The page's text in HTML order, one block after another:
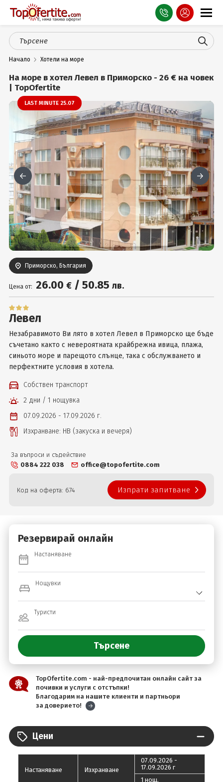
Оферти
СПА
Планина
Море
Чужбина
Празници
Турция
Гърция
Услуги
Вход
Начало Хотели на море
На море в хотел Левел в Приморско - 26 € на човек
| TopOfertite
LAST MINUTE 25.07
Приморско, България
Цена от: 26.00 € / 50.85 лв.
Левел
Незабравимото Ви лято в хотел Левел в Приморско ще бъде
съчетано както с невероятната крайбрежна ивица, плажа,
синьото море и парещото слънце, така с обслужването и
перфектните условия в хотела.
Собствен транспорт
2 дни / 1 нощувка
07.09.2026 - 17.09.2026 г.
Изхранване: НВ (закуска и вечеря)
За въпроси и съдействие
0884 222 038
office@topofertite.com
Код на оферта: 674 Изпрати запитване
Резервирай онлайн
Настаняване
Нощувки
Туристи
TopOfertite.com - най-предпочитан онлайн сайт за
почивки и услуги с отстъпки!
Благодарим на нашите клиенти и партньори
за доверието!
Цени
Настаняване Изхранване
07.09.2026 -
17.09.2026 г
1 нощ.